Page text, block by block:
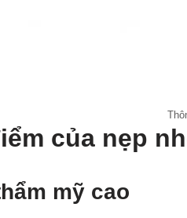
của nẹp
mỹ cao